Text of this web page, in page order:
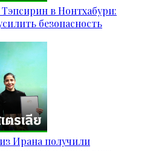
в Нонтхабури:
безопасность
Ирана получили